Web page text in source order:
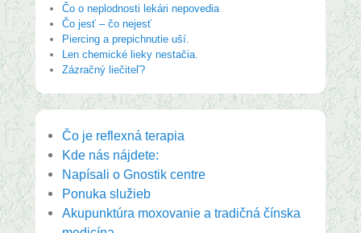
Čo o neplodnosti lekári nepovedia
Čo jesť – čo nejesť
Piercing a prepichnutie uší.
Len chemické lieky nestačia.
Zázračný liečiteľ?
Čo je reflexná terapia
Kde nás nájdete:
Napísali o Gnostik centre
Ponuka služieb
Akupunktúra moxovanie a tradičná čínska